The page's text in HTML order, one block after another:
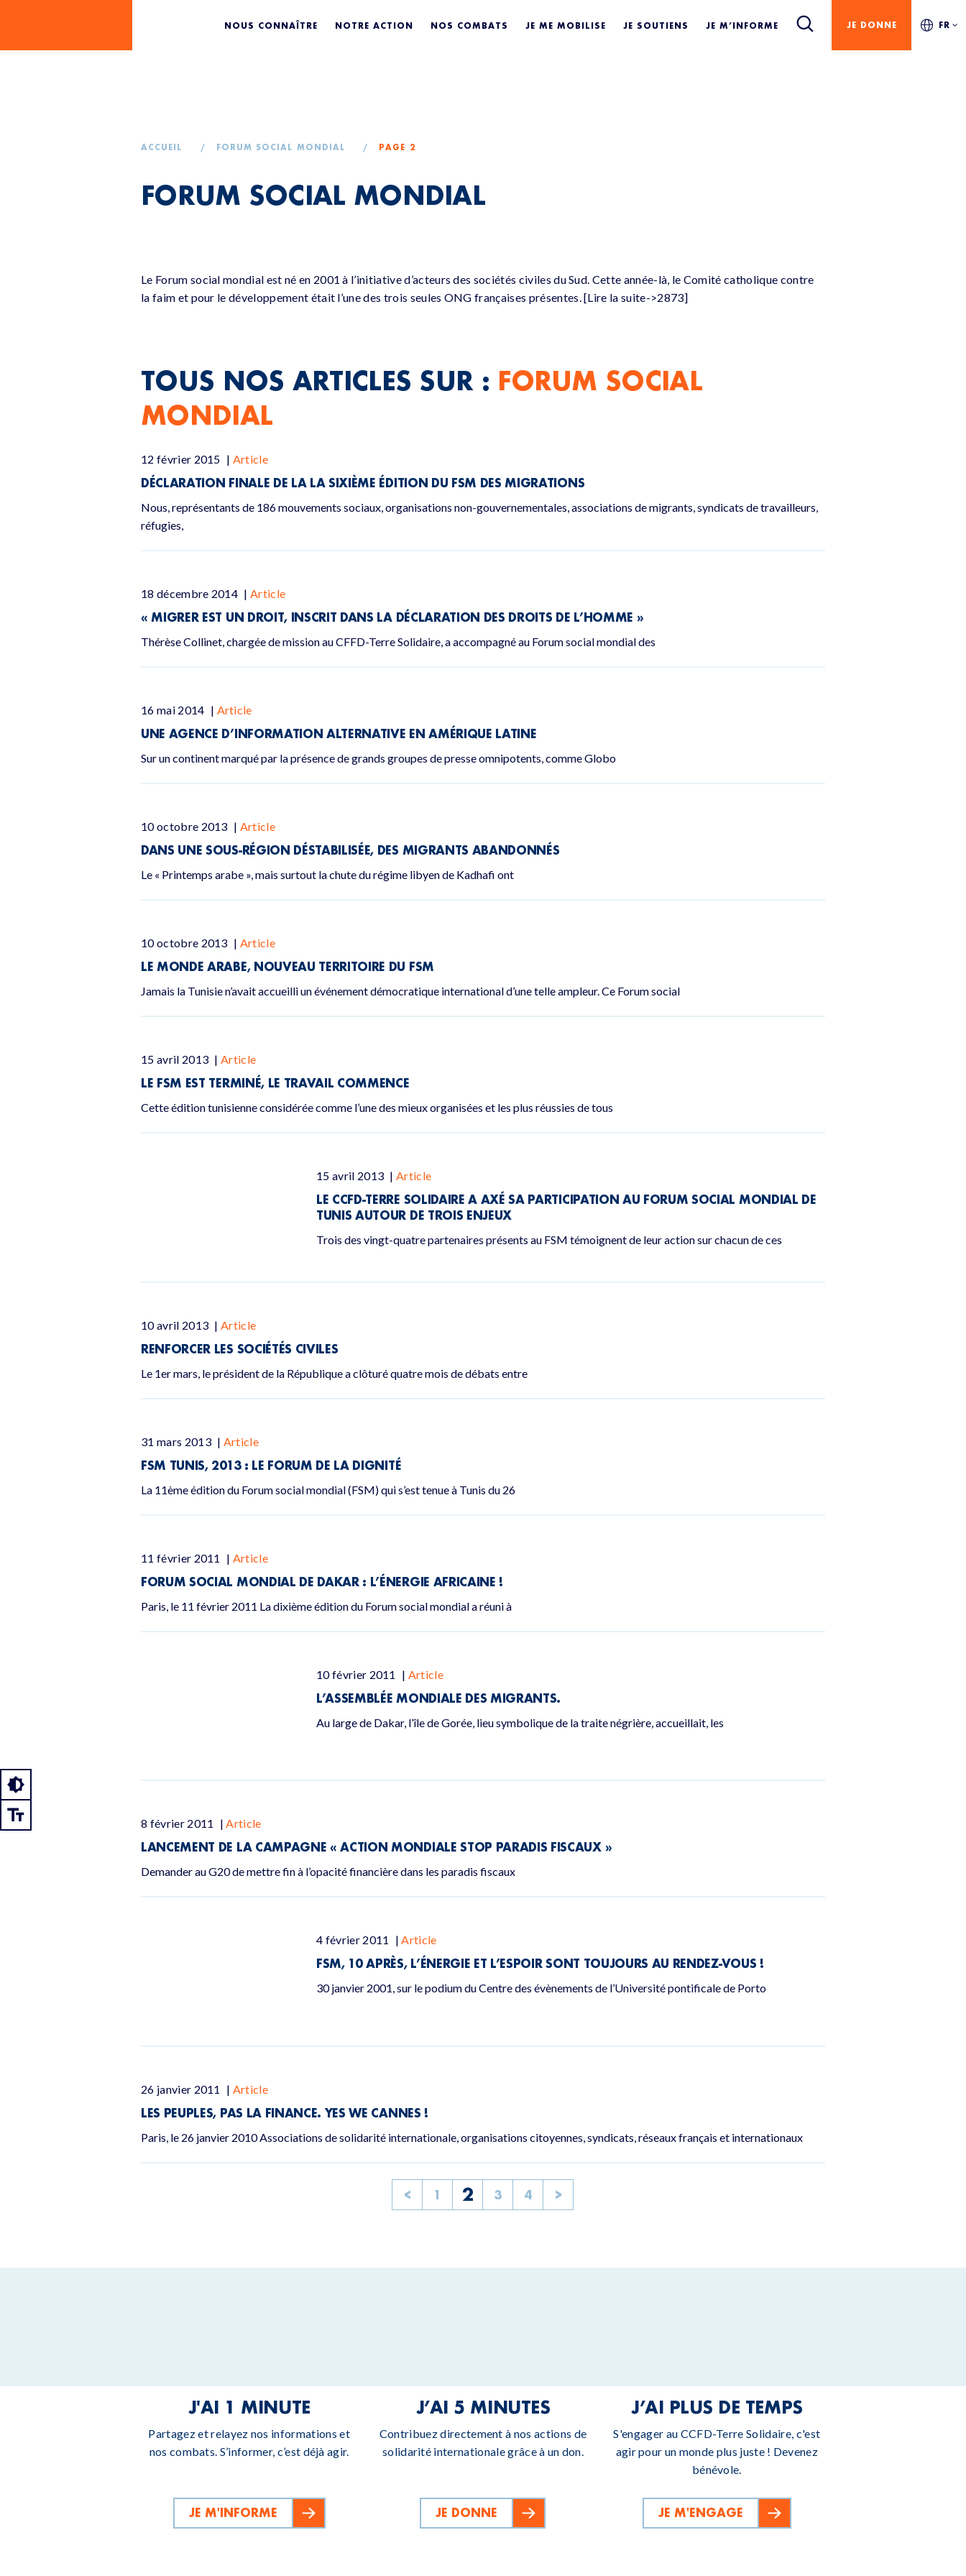
NOUS CONNAÎTRE NOTRE ACTION NOS COMBATS JE ME MOBILISE JE SOUTIENS JE M’INFORME JE DONNE FR
FORUM SOCIAL MONDIAL
ACCUEIL / FORUM SOCIAL MONDIAL / PAGE 2
FORUM SOCIAL MONDIAL
Le Forum social mondial est né en 2001 à l’initiative d’acteurs des sociétés civiles du Sud. Cette année-là, le Comité catholique contre
la faim et pour le développement était l’une des trois seules ONG françaises présentes. [Lire la suite->2873]
TOUS NOS ARTICLES SUR : FORUM SOCIAL
MONDIAL
12 février 2015 | Article
DÉCLARATION FINALE DE LA LA SIXIÈME ÉDITION DU FSM DES MIGRATIONS
Nous, représentants de 186 mouvements sociaux, organisations non-gouvernementales, associations de migrants, syndicats de travailleurs,
réfugies,
18 décembre 2014 | Article
« MIGRER EST UN DROIT, INSCRIT DANS LA DÉCLARATION DES DROITS DE L’HOMME »
Thérèse Collinet, chargée de mission au CFFD-Terre Solidaire, a accompagné au Forum social mondial des
16 mai 2014 | Article
UNE AGENCE D’INFORMATION ALTERNATIVE EN AMÉRIQUE LATINE
Sur un continent marqué par la présence de grands groupes de presse omnipotents, comme Globo
10 octobre 2013 | Article
DANS UNE SOUS-RÉGION DÉSTABILISÉE, DES MIGRANTS ABANDONNÉS
Le « Printemps arabe », mais surtout la chute du régime libyen de Kadhafi ont
10 octobre 2013 | Article
LE MONDE ARABE, NOUVEAU TERRITOIRE DU FSM
Jamais la Tunisie n’avait accueilli un événement démocratique international d’une telle ampleur. Ce Forum social
15 avril 2013 | Article
LE FSM EST TERMINÉ, LE TRAVAIL COMMENCE
Cette édition tunisienne considérée comme l’une des mieux organisées et les plus réussies de tous
15 avril 2013 | Article
LE CCFD-TERRE SOLIDAIRE A AXÉ SA PARTICIPATION AU FORUM SOCIAL MONDIAL DE
TUNIS AUTOUR DE TROIS ENJEUX
Trois des vingt-quatre partenaires présents au FSM témoignent de leur action sur chacun de ces
10 avril 2013 | Article
RENFORCER LES SOCIÉTÉS CIVILES
Le 1er mars, le président de la République a clôturé quatre mois de débats entre
31 mars 2013 | Article
FSM TUNIS, 2013 : LE FORUM DE LA DIGNITÉ
La 11ème édition du Forum social mondial (FSM) qui s’est tenue à Tunis du 26
11 février 2011 | Article
FORUM SOCIAL MONDIAL DE DAKAR : L’ÉNERGIE AFRICAINE !
Paris, le 11 février 2011 La dixième édition du Forum social mondial a réuni à
10 février 2011 | Article
L’ASSEMBLÉE MONDIALE DES MIGRANTS.
Au large de Dakar, l’île de Gorée, lieu symbolique de la traite négrière, accueillait, les
8 février 2011 | Article
LANCEMENT DE LA CAMPAGNE « ACTION MONDIALE STOP PARADIS FISCAUX »
Demander au G20 de mettre fin à l’opacité financière dans les paradis fiscaux
4 février 2011 | Article
FSM, 10 APRÈS, L’ÉNERGIE ET L’ESPOIR SONT TOUJOURS AU RENDEZ-VOUS !
30 janvier 2001, sur le podium du Centre des évènements de l’Université pontificale de Porto
26 janvier 2011 | Article
LES PEUPLES, PAS LA FINANCE. YES WE CANNES !
Paris, le 26 janvier 2010 Associations de solidarité internationale, organisations citoyennes, syndicats, réseaux français et internationaux
< 1 2 3 4 >
J'AI 1 MINUTE
Partagez et relayez nos informations et
nos combats. S’informer, c’est déjà agir.
JE M'INFORME
J’AI 5 MINUTES
Contribuez directement à nos actions de
solidarité internationale grâce à un don.
JE DONNE
J’AI PLUS DE TEMPS
S'engager au CCFD-Terre Solidaire, c'est
agir pour un monde plus juste ! Devenez
bénévole.
JE M'ENGAGE